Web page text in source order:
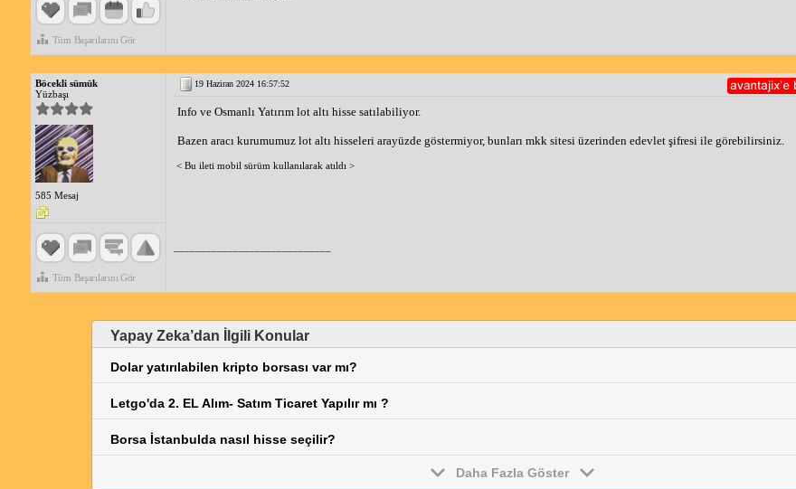
Tüm Başarılarını Gör
Böcekli sümük
Yüzbaşı
585 Mesaj
Tüm Başarılarını Gör
19 Haziran 2024 16:57:52
Info ve Osmanlı Yatırım lot altı hisse satılabiliyor.
Bazen aracı kurumumuz lot altı hisseleri arayüzde göstermiyor, bunları mkk sitesi üzerinden edevlet şifresi ile görebilirsiniz.
< Bu ileti mobil sürüm kullanılarak atıldı >
Yapay Zeka’dan İlgili Konular
Dolar yatırılabilen kripto borsası var mı?
Letgo'da 2. EL Alım- Satım Ticaret Yapılır mı ?
Borsa İstanbulda nasıl hisse seçilir?
Daha Fazla Göster